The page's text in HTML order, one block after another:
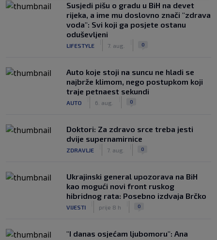
Susjedi pišu o gradu u BiH na devet
rijeka, a ime mu doslovno znači "zdrava
voda": Svi koji ga posjete ostanu
oduševljeni
LIFESTYLE 7. aug. 0
Auto koje stoji na suncu ne hladi se
najbrže klimom, nego postupkom koji
traje petnaest sekundi
AUTO 6. aug. 0
Doktori: Za zdravo srce treba jesti
dvije supernamirnice
ZDRAVLJE 7. aug. 0
Ukrajinski general upozorava na BiH
kao mogući novi front ruskog
hibridnog rata: Posebno izdvaja Brčko
VIJESTI prije 8 h 0
"I danas osjećam ljubomoru": Ana